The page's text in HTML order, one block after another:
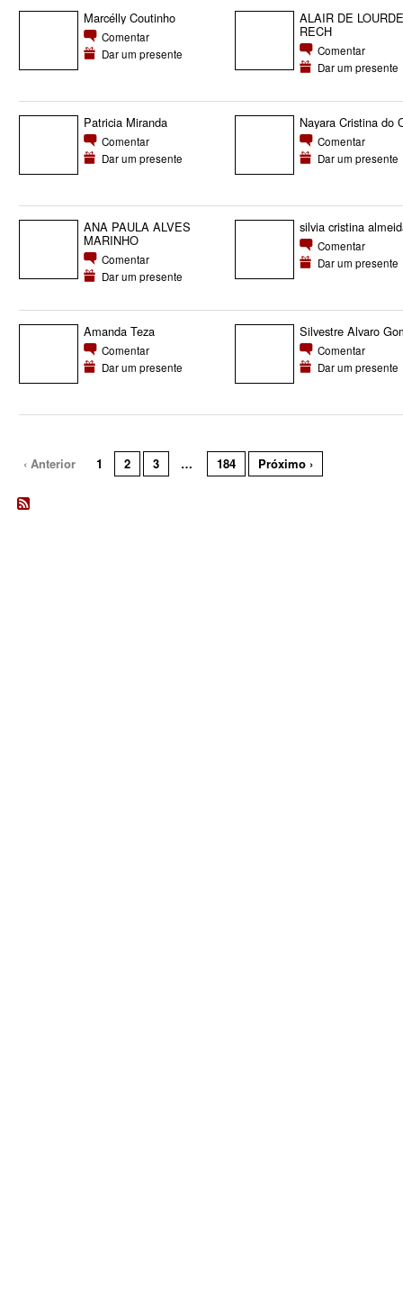
Marcélly Coutinho
Comentar
Dar um presente
ALAIR DE
RECH
Comentar
Dar um presente
Patricia Miranda
Comentar
Dar um presente
Nayara Cristina do
Comentar
Dar um presente
ANA PAULA ALVES
MARINHO
Comentar
Dar um presente
silvia cristina
Comentar
Dar um presente
Amanda Teza
Comentar
Dar um presente
Silvestre Alvaro
Comentar
Dar um presente
‹ Anterior 1 2 3 … 184 Próximo ›